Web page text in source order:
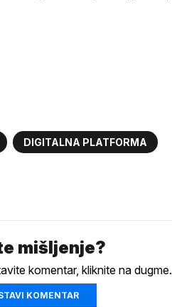
DIGITALNA PLATFORMA
mišljenje?
komentar, kliknite na dugme.
KOMENTAR